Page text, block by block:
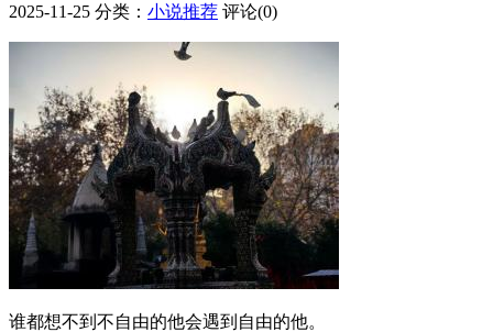
2025-11-25 分类： 小说推荐 评论(0)
谁都想不到不自由的他会遇到自由的他。